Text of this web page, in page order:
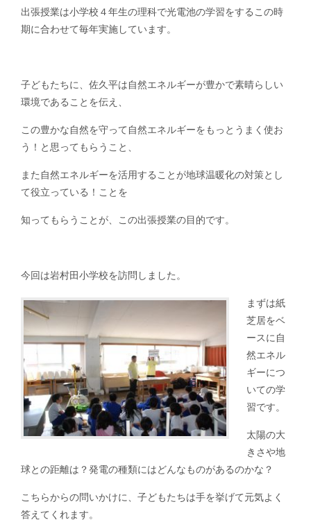
出張授業は小学校４年生の理科で光電池の学習をするこの時
期に合わせて毎年実施しています。
子どもたちに、佐久平は自然エネルギーが豊かで素晴らしい
環境であることを伝え、
この豊かな自然を守って自然エネルギーをもっとうまく使お
う！と思ってもらうこと、
また自然エネルギーを活用することが地球温暖化の対策とし
て役立っている！ことを
知ってもらうことが、この出張授業の目的です。
今回は岩村田小学校を訪問しました。
まずは紙
芝居をベ
ースに自
然エネル
ギーにつ
いての学
習です。
太陽の大
きさや地
球との距離は？発電の種類にはどんなものがあるのかな？
こちらからの問いかけに、子どもたちは手を挙げて元気よく
答えてくれます。